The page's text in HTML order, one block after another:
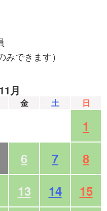
みできます）
月
金 土 日
1
6 7
8
13 14
15